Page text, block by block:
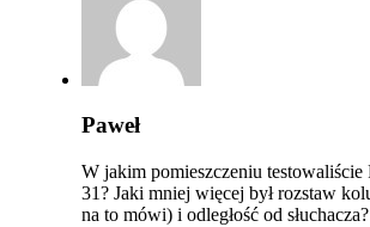
Paweł
W jakim pomieszczeniu testowaliście
31? Jaki mniej więcej był rozstaw
na to mówi) i odległość od